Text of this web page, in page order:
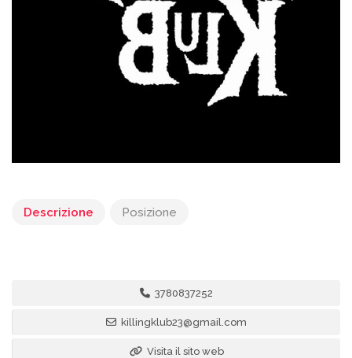
Descrizione Posizione
3780837252
killingklub23@gmail.com
Visita il sito web